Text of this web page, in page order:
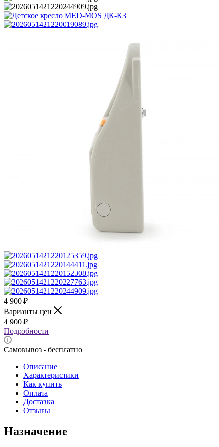
4 900 ₽
Варианты цен
4 900 ₽
Подробности
Самовывоз - бесплатно
Описание
Характеристики
Как купить
Оплата
Доставка
Отзывы
Назначение